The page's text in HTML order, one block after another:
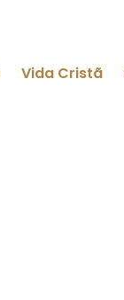
Vida Cristã